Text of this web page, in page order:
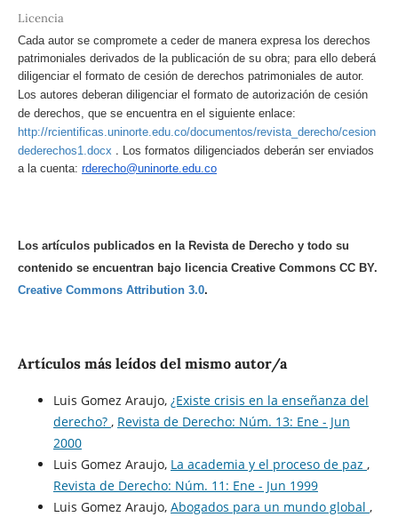
Licencia
Cada autor se compromete a ceder de manera expresa los derechos
patrimoniales derivados de la publicación de su obra; para ello deberá
diligenciar el formato de cesión de derechos patrimoniales de autor.
Los autores deberan diligenciar el formato de autorización de cesión
de derechos, que se encuentra en el siguiente enlace:
http://rcientificas.uninorte.edu.co/documentos/revista_derecho/cesion
dederechos1.docx . Los formatos diligenciados deberán ser enviados
a la cuenta: rderecho@uninorte.edu.co
Los artículos publicados en la Revista de Derecho y todo su
contenido se encuentran bajo licencia Creative Commons CC BY.
Creative Commons Attribution 3.0.
Artículos más leídos del mismo autor/a
Luis Gomez Araujo, ¿Existe crisis en la enseñanza del
derecho? , Revista de Derecho: Núm. 13: Ene - Jun
2000
Luis Gomez Araujo, La academia y el proceso de paz ,
Revista de Derecho: Núm. 11: Ene - Jun 1999
Luis Gomez Araujo, Abogados para un mundo global ,